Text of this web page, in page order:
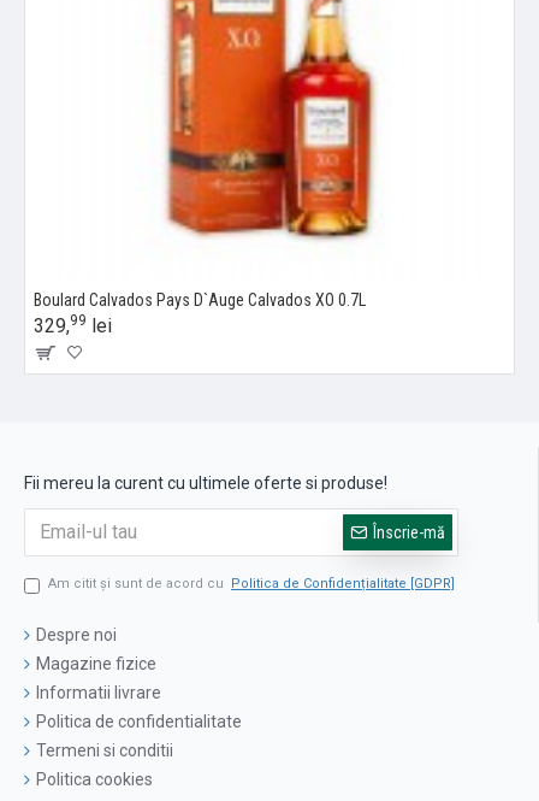
Boulard Calvados Pays D`Auge Calvados XO 0.7L
329,99 lei
Fii mereu la curent cu ultimele oferte si produse!
Înscrie-mă
Am citit şi sunt de acord cu Politica de Confidențialitate [GDPR]
Despre noi
Magazine fizice
Informatii livrare
Politica de confidentialitate
Termeni si conditii
Politica cookies